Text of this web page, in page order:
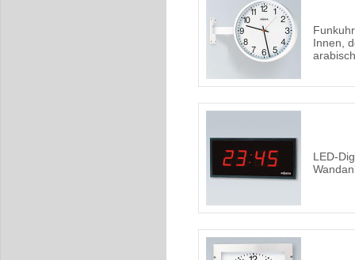
Innen,
LED-